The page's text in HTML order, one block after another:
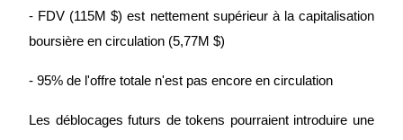
Register & Trade to Win 500,000 USDT
- FDV (115M $) est nettement supérieur à la capitalisation
boursière en circulation (5,77M $)
- 95% de l'offre totale n'est pas encore en circulation
Les déblocages futurs de tokens pourraient introduire une